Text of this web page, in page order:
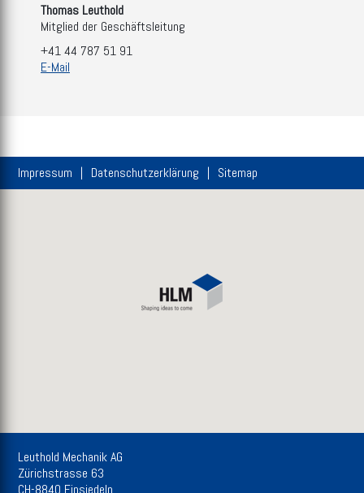
Thomas Leuthold
Mitglied der Geschäftsleitung
+41 44 787 51 91
E-Mail
Impressum Datenschutzerklärung Sitemap
Leuthold Mechanik AG
Zürichstrasse 63
CH-8840 Einsiedeln